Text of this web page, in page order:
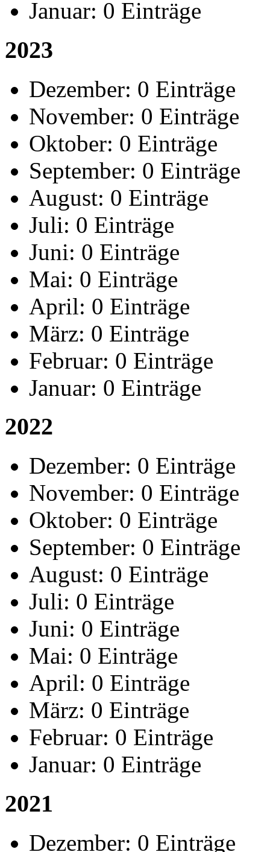
Januar: 0 Einträge
2023
Dezember: 0 Einträge
November: 0 Einträge
Oktober: 0 Einträge
September: 0 Einträge
August: 0 Einträge
Juli: 0 Einträge
Juni: 0 Einträge
Mai: 0 Einträge
April: 0 Einträge
März: 0 Einträge
Februar: 0 Einträge
Januar: 0 Einträge
2022
Dezember: 0 Einträge
November: 0 Einträge
Oktober: 0 Einträge
September: 0 Einträge
August: 0 Einträge
Juli: 0 Einträge
Juni: 0 Einträge
Mai: 0 Einträge
April: 0 Einträge
März: 0 Einträge
Februar: 0 Einträge
Januar: 0 Einträge
2021
Dezember: 0 Einträge